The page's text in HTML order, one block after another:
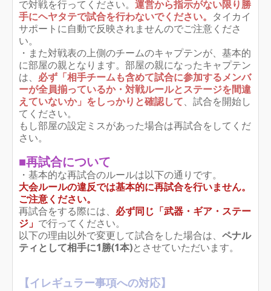
で対戦を行ってください。 運営から指示がない限り勝
手にヘヤタテで試合を行わないでください。 タイカイ
サポートに自動で反映されませんのでご注意くださ
い。
・また対戦表の上側のチームのキャプテンが、基本的
に部屋の親となります。部屋の親になったキャプテン
は、 必ず「相手チームも含めて試合に参加するメンバ
ーが全員揃っているか・対戦ルールとステージを間違
えていないか」をしっかりと確認して、試合を開始し
てください。
もし部屋の設定ミスがあった場合は再試合をしてくだ
さい。
■再試合について
・基本的な再試合のルールは以下の通りです。
大会ルールの違反では基本的に再試合を行いません。
ご注意ください。
再試合をする際には、 必ず同じ「武器・ギア・ステー
ジ」 で行ってください。
以下の理由以外で変更して試合をした場合は、 ペナル
ティとして相手に1勝(1本)とさせていただいます。
【イレギュラー事項への対応】